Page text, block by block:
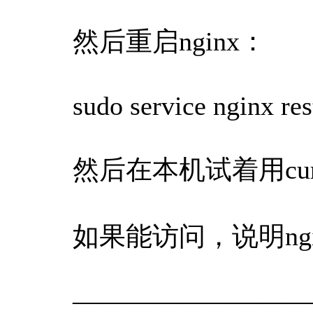
然后重启nginx：
sudo service nginx
然后在本机试着用
如果能访问，说明